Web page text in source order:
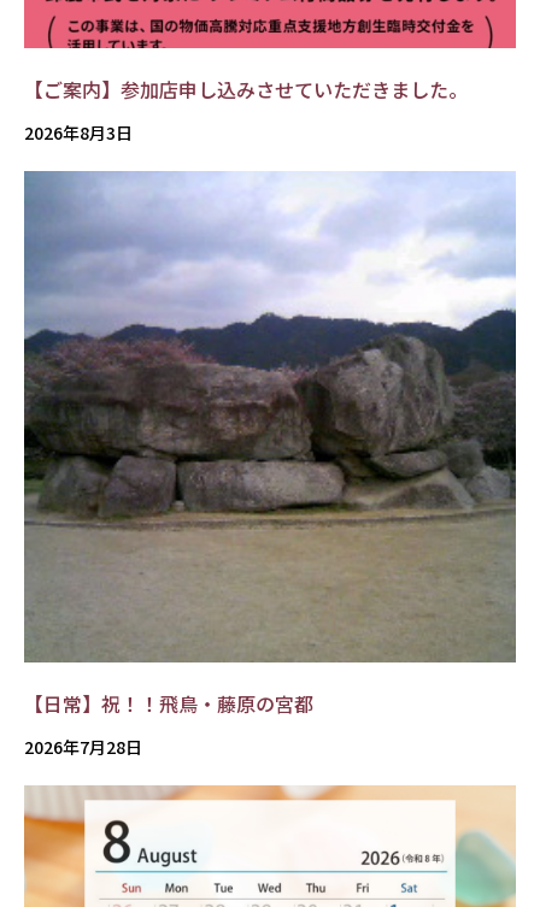
【ご案内】参加店申し込みさせていただきました。
2026年8月3日
【日常】祝！！飛鳥・藤原の宮都
2026年7月28日